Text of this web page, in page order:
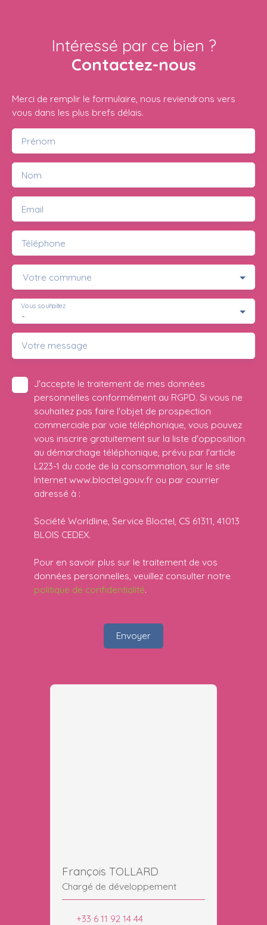
Intéressé par ce bien ?
Contactez-nous
Merci de remplir le formulaire, nous reviendrons vers
vous dans les plus brefs délais.
Prénom
Nom
Email
Téléphone
Votre commune
-
Vous souhaitez
Votre message
J'accepte le traitement de mes données
personnelles conformément au RGPD. Si vous ne
souhaitez pas faire l'objet de prospection
commerciale par voie téléphonique, vous pouvez
vous inscrire gratuitement sur la liste d'opposition
au démarchage téléphonique, prévu par l'article
L223-1 du code de la consommation, sur le site
Internet www.bloctel.gouv.fr ou par courrier
adressé à :
Société Worldline, Service Bloctel, CS 61311, 41013
BLOIS CEDEX.
Pour en savoir plus sur le traitement de vos
données personnelles, veuillez consulter notre
politique de confidentialité.
Envoyer
François TOLLARD
Chargé de développement
+33 6 11 92 14 44